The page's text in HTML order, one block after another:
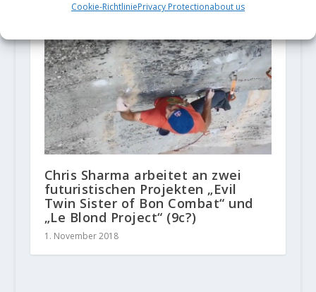
Cookie-RichtliniePrivacy Protectionabout us
25. September 2020
Chris Sharma arbeitet an zwei
futuristischen Projekten „Evil
Twin Sister of Bon Combat“ und
„Le Blond Project“ (9c?)
1. November 2018